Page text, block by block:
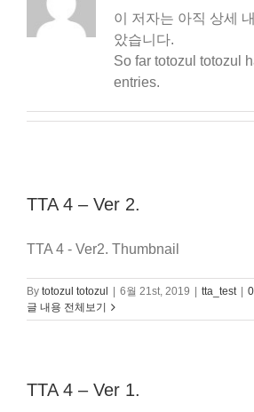
이 저자는 아직 상세
았습니다.
So far totozul totozul
entries.
TTA 4 – Ver 2.
TTA 4 - Ver2. Thumbnail
By totozul totozul 6월 21st, 2019 tta_test
글 내용 전체보기
TTA 4 – Ver 1.